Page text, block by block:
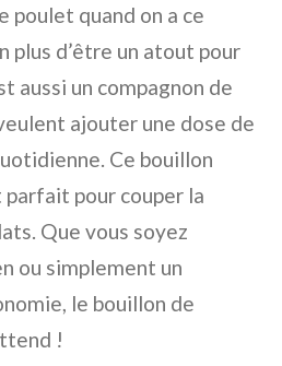
poulet quand on a ce
plus d’être un atout pour
aussi un compagnon de
ajouter une dose de
Ce bouillon
pour couper la
Que vous soyez
ou simplement un
le bouillon de
!